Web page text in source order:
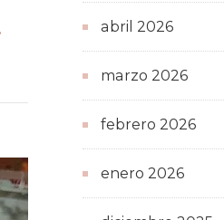
abril 2026
marzo 2026
febrero 2026
enero 2026